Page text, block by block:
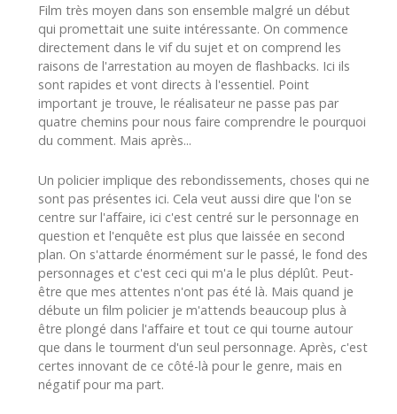
Film très moyen dans son ensemble malgré un début
qui promettait une suite intéressante. On commence
directement dans le vif du sujet et on comprend les
raisons de l'arrestation au moyen de flashbacks. Ici ils
sont rapides et vont directs à l'essentiel. Point
important je trouve, le réalisateur ne passe pas par
quatre chemins pour nous faire comprendre le pourquoi
du comment. Mais après...
Un policier implique des rebondissements, choses qui ne
sont pas présentes ici. Cela veut aussi dire que l'on se
centre sur l'affaire, ici c'est centré sur le personnage en
question et l'enquête est plus que laissée en second
plan. On s'attarde énormément sur le passé, le fond des
personnages et c'est ceci qui m'a le plus déplût. Peut-
être que mes attentes n'ont pas été là. Mais quand je
débute un film policier je m'attends beaucoup plus à
être plongé dans l'affaire et tout ce qui tourne autour
que dans le tourment d'un seul personnage. Après, c'est
certes innovant de ce côté-là pour le genre, mais en
négatif pour ma part.